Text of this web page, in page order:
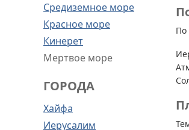
Средиземное море
Красное море
Кинерет
Мертвое море
ГОРОДА
Хайфа
Иерусалим
По